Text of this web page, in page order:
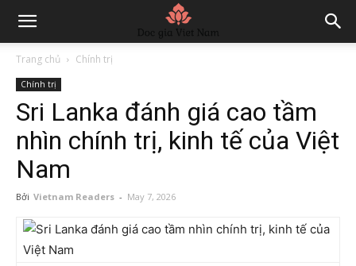
Trang chủ Chính trị
Chính trị
Sri Lanka đánh giá cao tầm
nhìn chính trị, kinh tế của Việt
Nam
Bởi Vietnam Readers - May 7, 2026